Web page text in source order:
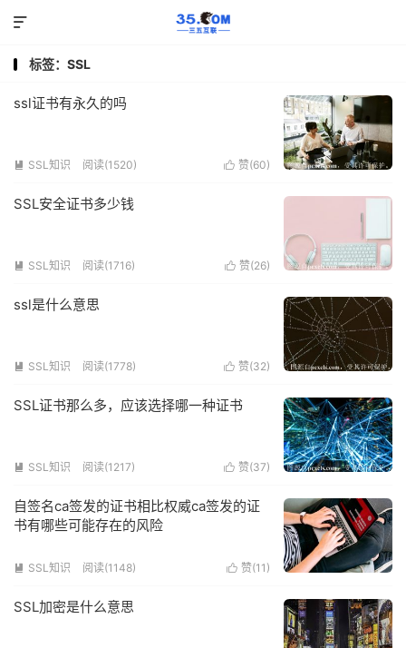

标签：SSL
ssl证书有永久的吗
 SSL知识 阅读(1520)  赞(60)
SSL安全证书多少钱
 SSL知识 阅读(1716)  赞(26)
ssl是什么意思
 SSL知识 阅读(1778)  赞(32)
SSL证书那么多，应该选择哪一种证书
 SSL知识 阅读(1217)  赞(37)
自签名ca签发的证书相比权威ca签发的证
书有哪些可能存在的风险
 SSL知识 阅读(1148)  赞(11 )
SSL加密是什么意思